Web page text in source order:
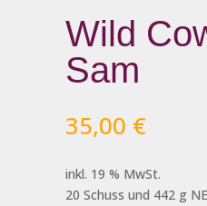
Wild
Sam
35,00 €
inkl. 19 % MwSt.
20 Schuss und 442 g